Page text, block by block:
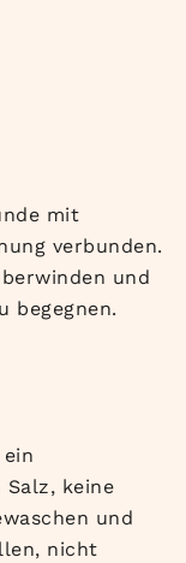
mit
verbunden.
und
begegnen.
keine
und
nicht